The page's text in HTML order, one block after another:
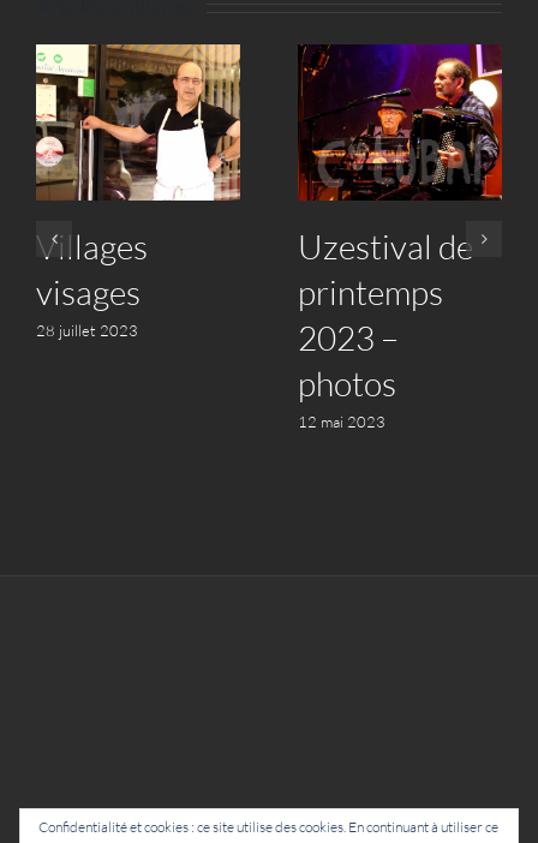
Villages
visages
28 juillet 2023
Uzestival de
printemps
2023 –
photos
12 mai 2023
Confidentialité et cookies : ce site utilise des cookies. En continuant à utiliser ce